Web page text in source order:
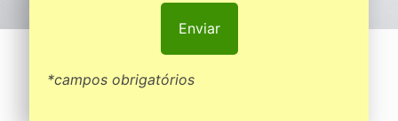
*campos obrigatórios